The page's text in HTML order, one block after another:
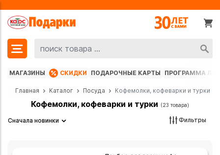
МАГАЗИНЫ СКИДКИ ПОДАРОЧНЫЕ КАРТЫ ПРОГРАММА
Главная Каталог Посуда Кофемолки, кофеварки и турки
Кофемолки, кофеварки и турки (23 товара)
Сначала новинки Фильтры